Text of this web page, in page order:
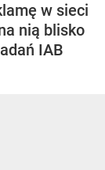
w sieci
nią blisko
IAB